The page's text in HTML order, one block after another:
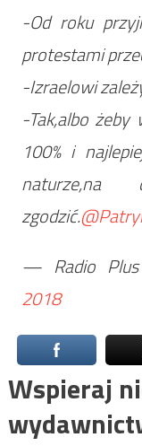
-Od roku
protestami
-Izraelowi
-Tak,albo żeby
100% i
zgodzić.
— Radio Plus
2018
Wspieraj